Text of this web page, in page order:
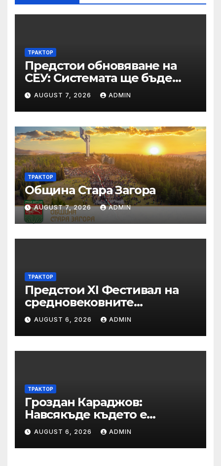
ТРАКТОР
Предстои обновяване на
СЕУ: Системата ще бъде
временно недостъпна на 10
и 11 август 2026 г.
AUGUST 7, 2026 ADMIN
ТРАКТОР
Община Стара Загора
AUGUST 7, 2026 ADMIN
ТРАКТОР
Предстои XI Фестивал на
средновековните
традиции, бит и култура
„Калето
AUGUST 6, 2026 ADMIN
ТРАКТОР
Гроздан Караджов:
Навсякъде където е
възможна човешка грешка
в железницата, трябва да
има система за вторичен
AUGUST 6, 2026 ADMIN